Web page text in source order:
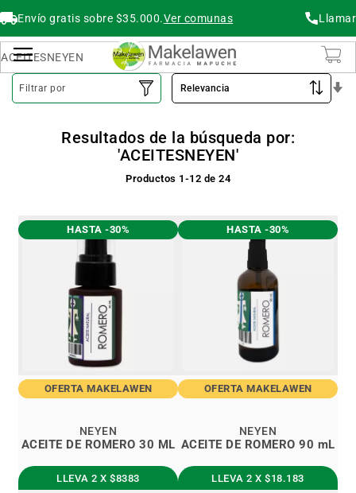
Envío gratis sobre $35.000.Ver comunas Llamar
Resultados de la búsqueda por:
'ACEITESNEYEN'
Productos 1 -12 de 24
HASTA -30%
OFERTA MAKELAWEN
ACEITE DE ROMERO 30 ML
NEYEN
LLEVA 2 X $8383
HASTA -30%
OFERTA MAKELAWEN
ACEITE DE ROMERO 90 mL
NEYEN
LLEVA 2 X $18.183
Filtrar por